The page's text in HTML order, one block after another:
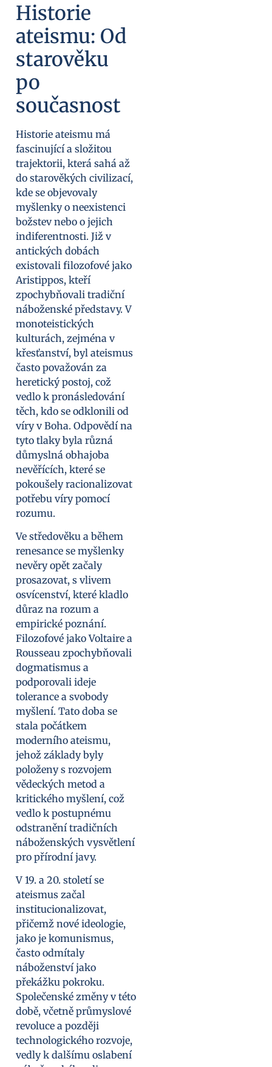
Historie
ateismu: Od
starověku
po
současnost
Historie ateismu má
fascinující a složitou
trajektorii, která sahá až
do starověkých civilizací,
kde se objevovaly
myšlenky o neexistenci
božstev nebo o jejich
indiferentnosti. Již v
antických dobách
existovali filozofové jako
Aristippos, kteří
zpochybňovali tradiční
náboženské představy. V
monoteistických
kulturách, zejména v
křesťanství, byl ateismus
často považován za
heretický postoj, což
vedlo k pronásledování
těch, kdo se odklonili od
víry v Boha. Odpovědí na
tyto tlaky byla různá
důmyslná obhajoba
nevěřících, které se
pokoušely racionalizovat
potřebu víry pomocí
rozumu.
Ve středověku a během
renesance se myšlenky
nevěry opět začaly
prosazovat, s vlivem
osvícenství, které kladlo
důraz na rozum a
empirické poznání.
Filozofové jako Voltaire a
Rousseau zpochybňovali
dogmatismus a
podporovali ideje
tolerance a svobody
myšlení. Tato doba se
stala počátkem
moderního ateismu,
jehož základy byly
položeny s rozvojem
vědeckých metod a
kritického myšlení, což
vedlo k postupnému
odstranění tradičních
náboženských vysvětlení
pro přírodní javy.
V 19. a 20. století se
ateismus začal
institucionalizovat,
přičemž nové ideologie,
jako je komunismus,
často odmítaly
náboženství jako
překážku pokroku.
Společenské změny v této
době, včetně průmyslové
revoluce a později
technologického rozvoje,
vedly k dalšímu oslabení